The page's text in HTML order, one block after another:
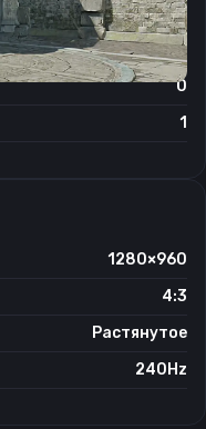
1
6/11
0
1
1280×960
4:3
Растянутое
240Hz